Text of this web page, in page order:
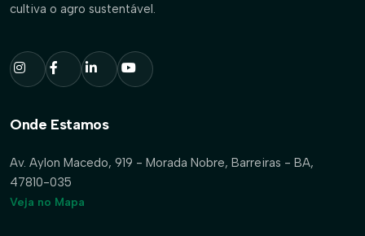
cultiva o agro sustentável.
Onde Estamos
Av. Aylon Macedo, 919 - Morada Nobre, Barreiras - BA,
47810-035
Veja no Mapa